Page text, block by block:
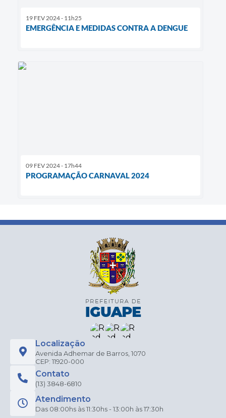
19 FEV 2024 - 11h25
EMERGÊNCIA E MEDIDAS CONTRA A DENGUE
09 FEV 2024 - 17h44
PROGRAMAÇÃO CARNAVAL 2024
Localização
Avenida Adhemar de Barros, 1070
CEP: 11920-000
Contato
(13) 3848-6810
Atendimento
Das 08:00hs às 11:30hs - 13:00h às 17:30h